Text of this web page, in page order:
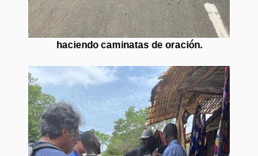
haciendo caminatas de oración.